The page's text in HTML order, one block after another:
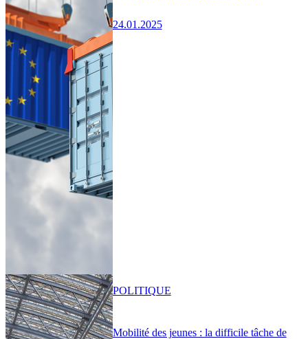
24.01.2025
Mobilité des jeunes : la difficile tâche de
POLITIQUE